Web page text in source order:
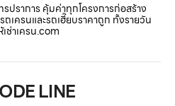
ปราการ คุ้มค่าทุกโครงการก่อสร้าง
ถเครนและรถเฮี๊ยบราคาถูก ทั้งรายวัน
เช่าเครน.com
LINE